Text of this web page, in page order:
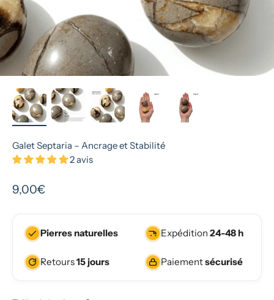
Galet Septaria – Ancrage et Stabilité
2 avis
Prix de vente
9,00€
Pierres naturelles Expédition24-48 h
Retours15 jours Paiementsécurisé